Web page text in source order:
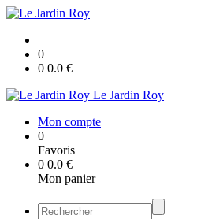
0
0 0.0 €
Le Jardin Roy
Mon compte
0
Favoris
0 0.0 €
Mon panier